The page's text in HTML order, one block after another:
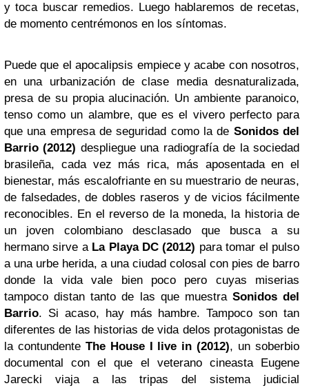
y toca buscar remedios. Luego hablaremos de recetas,
de momento centrémonos en los síntomas.
Puede que el apocalipsis empiece y acabe con nosotros,
en una urbanización de clase media desnaturalizada,
presa de su propia alucinación. Un ambiente paranoico,
tenso como un alambre, que es el vivero perfecto para
que una empresa de seguridad como la de Sonidos del
Barrio (2012) despliegue una radiografía de la sociedad
brasileña, cada vez más rica, más aposentada en el
bienestar, más escalofriante en su muestrario de neuras,
de falsedades, de dobles raseros y de vicios fácilmente
reconocibles. En el reverso de la moneda, la historia de
un joven colombiano desclasado que busca a su
hermano sirve a La Playa DC (2012) para tomar el pulso
a una urbe herida, a una ciudad colosal con pies de barro
donde la vida vale bien poco pero cuyas miserias
tampoco distan tanto de las que muestra Sonidos del
Barrio. Si acaso, hay más hambre. Tampoco son tan
diferentes de las historias de vida delos protagonistas de
la contundente The House I live in (2012), un soberbio
documental con el que el veterano cineasta Eugene
Jarecki viaja a las tripas del sistema judicial